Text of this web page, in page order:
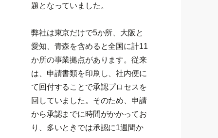
題となっていました。
弊社は東京だけで5か所、大阪と
愛知、青森を含めると全国に計11
か所の事業拠点があります。従来
は、申請書類を印刷し、社内便に
て回付することで承認プロセスを
回していました。そのため、申請
から承認までに時間がかかってお
り、多いときでは承認に1週間か